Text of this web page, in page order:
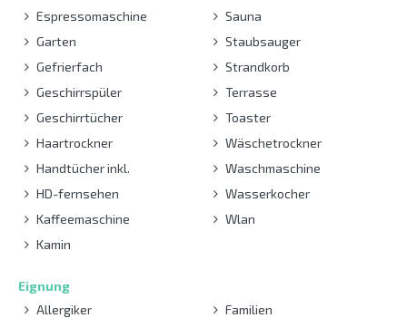
Espressomaschine
Garten
Gefrierfach
Geschirrspüler
Geschirrtücher
Haartrockner
Handtücher inkl.
HD-fernsehen
Kaffeemaschine
Kamin
Sauna
Staubsauger
Strandkorb
Terrasse
Toaster
Wäschetrockner
Waschmaschine
Wasserkocher
Wlan
Eignung
Allergiker
Familien